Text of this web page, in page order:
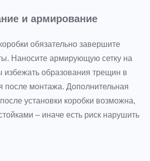
и армирование
обязательно завершите
Наносите армирующую сетку на
избежать образования трещин в
после монтажа. Дополнительная
установки коробки возможна,
– иначе есть риск нарушить